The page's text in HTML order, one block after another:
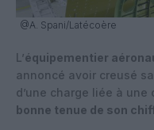
@A. Spani/Latécoère
L’équipementier
annoncé avoir creusé sa
d’une charge liée à une
bonne tenue de son